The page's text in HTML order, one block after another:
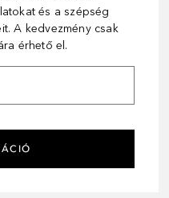
és a szépség
A kedvezmény csak
érhető el.